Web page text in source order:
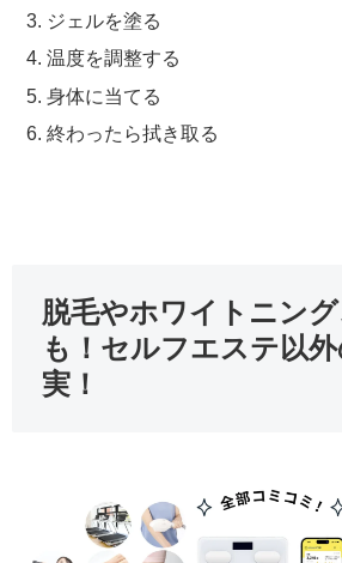
ジェルを塗る
温度を調整する
身体に当てる
終わったら拭き取る
脱毛やホワイトニン
も！セルフエステ以
実！